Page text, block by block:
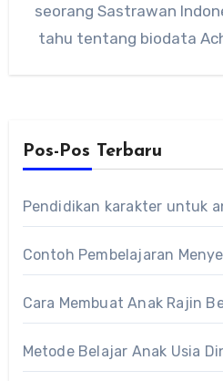
seorang Sastrawan
tahu tentang biodata
Pos-Pos Terbaru
Pendidikan karakter untuk
Contoh Pembelajaran
Cara Membuat Anak Rajin
Metode Belajar Anak Usia